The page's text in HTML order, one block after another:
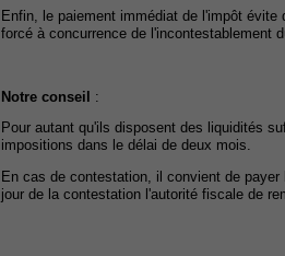
Enfin, le paiement immédiat de l'impôt
forcé à concurrence de l'incontestablement
Notre conseil :
Pour autant qu'ils disposent des liquidités
impositions dans le délai de deux mois.
En cas de contestation, il convient de
jour de la contestation l'autorité fiscale de